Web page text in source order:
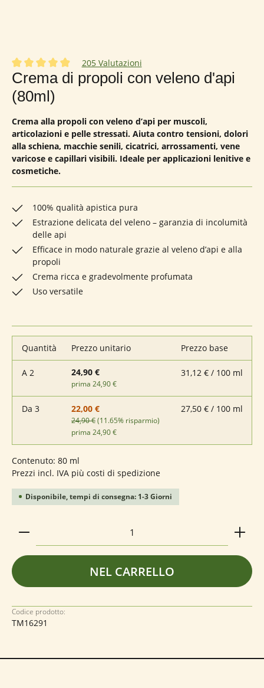
Valutazione media di 4.95 su 5 stelle
205 Valutazioni
Crema di propoli con veleno d'api
(80ml)
Crema alla propoli con veleno d’api per muscoli,
articolazioni e pelle stressati. Aiuta contro tensioni, dolori
alla schiena, macchie senili, cicatrici, arrossamenti, vene
varicose e capillari visibili. Ideale per applicazioni lenitive e
cosmetiche.
100% qualità apistica pura
Estrazione delicata del veleno – garanzia di incolumità
delle api
Efficace in modo naturale grazie al veleno d’api e alla
propoli
Crema ricca e gradevolmente profumata
Uso versatile
Quantità Prezzo unitario Prezzo base
A 2 24,90 €
prima 24,90 €
31,12 € / 100 ml
Da 3 22,00 €
24,90 €(11.65% risparmio)
prima 24,90 €
27,50 € / 100 ml
Contenuto: 80 ml
Prezzi incl. IVA più costi di spedizione
Disponibile, tempi di consegna: 1-3 Giorni
Quantità del prodotto: inserisci la quantità
NEL CARRELLO
Codice prodotto:
TM16291